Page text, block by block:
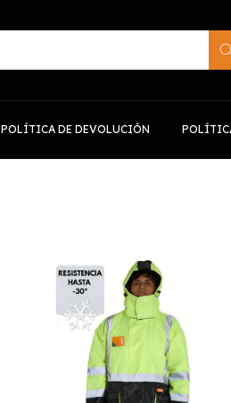
POLÍTICA DE DEVOLUCIÓN